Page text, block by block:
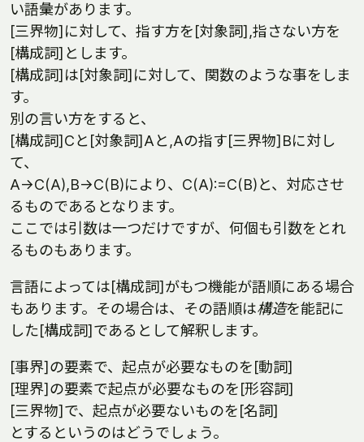
い語彙があります。
[三界物]に対して、指す方を[対象詞],指さない方を
[構成詞]とします。
[構成詞]は[対象詞]に対して、関数のような事をしま
す。
別の言い方をすると、
[構成詞]Cと[対象詞]Aと,Aの指す[三界物]Bに対し
て、
A->C(A),B->C(B)により、C(A):=C(B)と、対応させ
るものであるとなります。
ここでは引数は一つだけですが、何個も引数をとれ
るものもあります。
言語によっては[構成詞]がもつ機能が語順にある場合
もあります。その場合は、その語順は構造を能記に
した[構成詞]であるとして解釈します。
[事界]の要素で、起点が必要なものを[動詞]
[理界]の要素で起点が必要なものを[形容詞]
[三界物]で、起点が必要ないものを[名詞]
とするというのはどうでしょう。